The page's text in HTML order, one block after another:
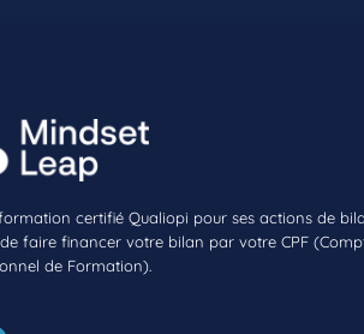
certifié Qualiopi pour ses actions de
faire financer votre bilan par votre CPF
de Formation).